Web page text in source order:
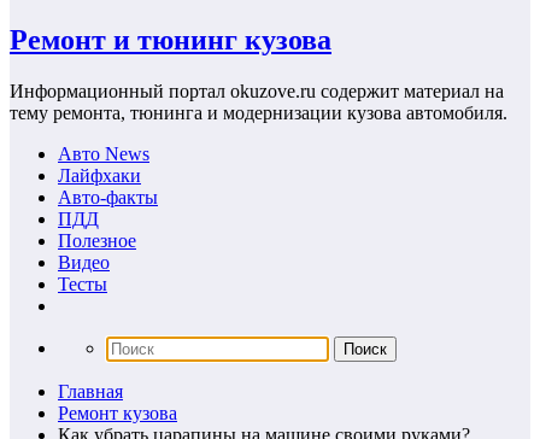
Ремонт и тюнинг кузова
Информационный портал okuzove.ru содержит материал на
тему ремонта, тюнинга и модернизации кузова автомобиля.
Авто News
Лайфхаки
Авто-факты
ПДД
Полезное
Видео
Тесты
Главная
Ремонт кузова
Как убрать царапины на машине своими руками?